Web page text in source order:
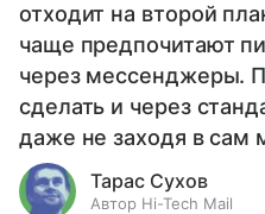
отходит на второй
чаще предпочитают
через мессенджеры.
сделать и через
даже не заходя в сам
Тарас Сухов
Автор Hi-Tech Mail